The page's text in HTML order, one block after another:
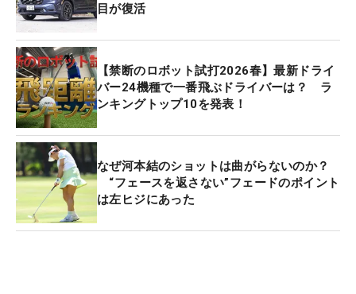
目が復活
【禁断のロボット試打2026春】最新ドライ
バー24機種で一番飛ぶドライバーは？ ラ
ンキングトップ10を発表！
なぜ河本結のショットは曲がらないのか？
“フェースを返さない”フェードのポイント
は左ヒジにあった